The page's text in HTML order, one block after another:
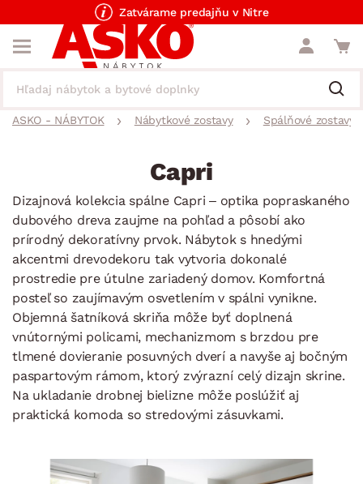
Zatvárame predajňu v Nitre
ASKO - NÁBYTOK Nábytkové zostavy Spálňové zostavy
Capri
Dizajnová kolekcia spálne Capri – optika popraskaného
dubového dreva zaujme na pohľad a pôsobí ako
prírodný dekoratívny prvok. Nábytok s hnedými
akcentmi drevodekoru tak vytvoria dokonalé
prostredie pre útulne zariadený domov. Komfortná
posteľ so zaujímavým osvetlením v spálni vynikne.
Objemná šatníková skriňa môže byť doplnená
vnútornými policami, mechanizmom s brzdou pre
tlmené dovieranie posuvných dverí a navyše aj bočným
paspartovým rámom, ktorý zvýrazní celý dizajn skrine.
Na ukladanie drobnej bielizne môže poslúžiť aj
praktická komoda so stredovými zásuvkami.